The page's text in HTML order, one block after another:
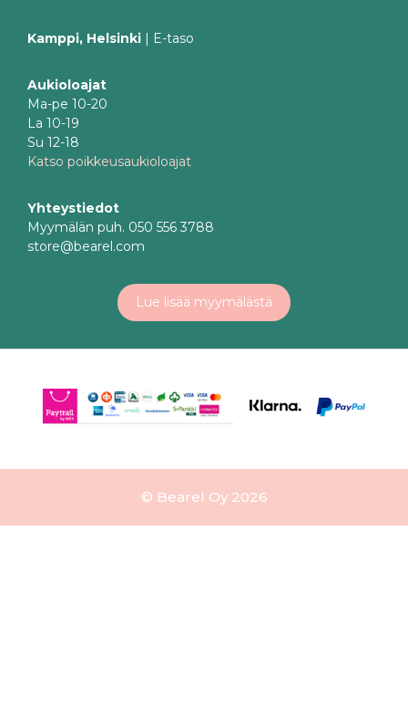
Kamppi, Helsinki | E-taso
Aukioloajat
Ma-pe 10-20
La 10-19
Su 12-18
Katso poikkeusaukioloajat
Yhteystiedot
Myymälän puh. 050 556 3788
store@bearel.com
Lue lisää myymälästä
© Bearel Oy 2026